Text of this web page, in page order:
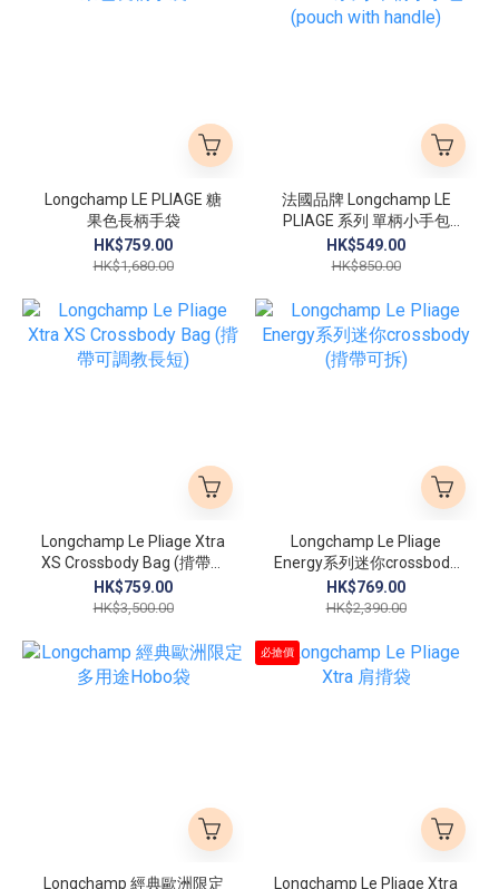
Longchamp LE PLIAGE 糖
果色長柄手袋
HK$759.00
HK$1,680.00
法國品牌 Longchamp LE
PLIAGE 系列 單柄小手包
(pouch with handle)
HK$549.00
HK$850.00
Longchamp Le Pliage Xtra
XS Crossbody Bag (揹帶可
調教長短)
HK$759.00
HK$3,500.00
Longchamp Le Pliage
Energy系列迷你crossbody
(揹帶可拆)
HK$769.00
HK$2,390.00
Longchamp 經典歐洲限定
必搶價
Longchamp Le Pliage Xtra